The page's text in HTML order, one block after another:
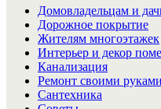
Домовладельцам и
Дорожное покрытие
Жителям многоэтажек
Интерьер и декор
Канализация
Ремонт своими руками
Сантехника